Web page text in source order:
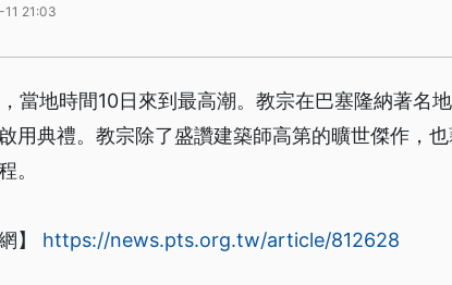
21:03
當地時間10日來到最高潮。教宗在巴塞隆納著名
用典禮。教宗除了盛讚建築師高第的曠世傑作，
。
】 https://news.pts.org.tw/article/812628